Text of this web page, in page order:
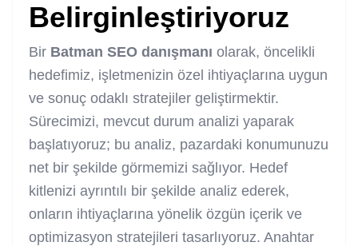
Belirginleştiriyoruz
Bir Batman SEO danışmanı olarak, öncelikli
hedefimiz, işletmenizin özel ihtiyaçlarına uygun
ve sonuç odaklı stratejiler geliştirmektir.
Sürecimizi, mevcut durum analizi yaparak
başlatıyoruz; bu analiz, pazardaki konumunuzu
net bir şekilde görmemizi sağlıyor. Hedef
kitlenizi ayrıntılı bir şekilde analiz ederek,
onların ihtiyaçlarına yönelik özgün içerik ve
optimizasyon stratejileri tasarlıyoruz. Anahtar